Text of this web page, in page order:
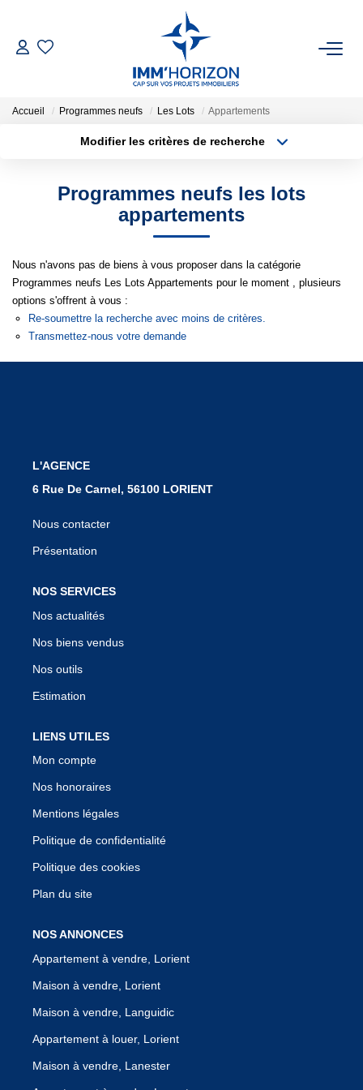
ACHETER
FAIRE GÉRER
BIENS VENDUS
NOTRE AGENCE
CONTACT
Accueil Programmes neufs Les Lots Appartements
Modifier les critères de recherche
Type de bien
Surface min
Créer une alerte
Programmes neufs les lots
appartements
Nous n'avons pas de biens à vous proposer dans la catégorie
Programmes neufs Les Lots Appartements pour le moment , plusieurs
options s'offrent à vous :
Re-soumettre la recherche avec moins de critères.
Transmettez-nous votre demande
L'AGENCE
6 Rue De Carnel, 56100 LORIENT
Nous contacter
Présentation
NOS SERVICES
Nos actualités
Nos biens vendus
Nos outils
Estimation
LIENS UTILES
Mon compte
Nos honoraires
Mentions légales
Politique de confidentialité
Politique des cookies
Plan du site
NOS ANNONCES
Appartement à vendre, Lorient
Maison à vendre, Lorient
Maison à vendre, Languidic
Appartement à louer, Lorient
Maison à vendre, Lanester